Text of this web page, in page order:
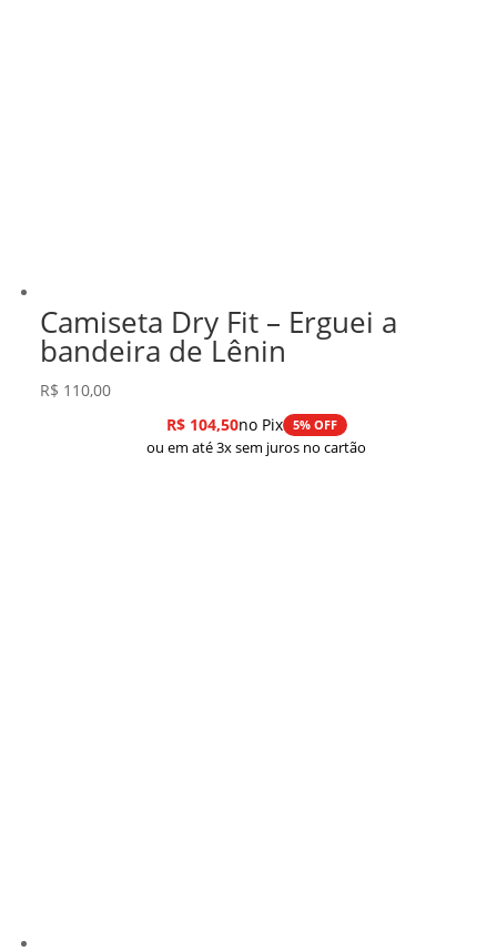
Camiseta Dry Fit – Erguei a
bandeira de Lênin
R$ 110,00
R$104,50no Pix 5% OFF
ou em até 3x sem juros no cartão